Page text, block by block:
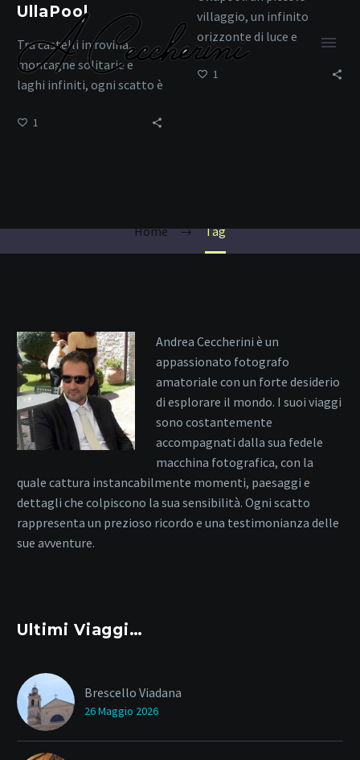
Home Tag
UllaPool
Tra castelli in rovina,
montagne solitarie e
laghi infiniti, ogni scatto è
1
villaggio, un infinito
orizzonte di luce e
paesaggi.
1
Andrea Ceccherini è un
appassionato fotografo
amatoriale con un forte desiderio
di esplorare il mondo. I suoi viaggi
sono costantemente
accompagnati dalla sua fedele
macchina fotografica, con la
quale cattura instancabilmente momenti, paesaggi e
dettagli che colpiscono la sua sensibilità. Ogni scatto
rappresenta un prezioso ricordo e una testimonianza delle
sue avventure.
Ultimi Viaggi…
Brescello Viadana
26 Maggio 2026